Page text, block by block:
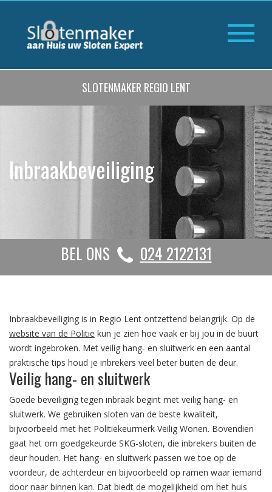
SLOTENMAKER REGIO LENT
Inbraakbeveiliging
BEL ONS 024 2122131
Inbraakbeveiliging is in Regio Lent ontzettend belangrijk. Op de
website van de Politie kun je zien hoe vaak er bij jou in de buurt
wordt ingebroken. Met veilig hang- en sluitwerk en een aantal
praktische tips houd je inbrekers veel beter buiten de deur.
Veilig hang- en sluitwerk
Goede beveiliging tegen inbraak begint met veilig hang- en
sluitwerk. We gebruiken sloten van de beste kwaliteit,
bijvoorbeeld met het Politiekeurmerk Veilig Wonen. Bovendien
gaat het om goedgekeurde SKG-sloten, die inbrekers buiten de
deur houden. Het hang- en sluitwerk passen we toe op de
voordeur, de achterdeur en bijvoorbeeld op ramen waar iemand
door naar binnen kan. Dat biedt de mogelijkheid om het huis